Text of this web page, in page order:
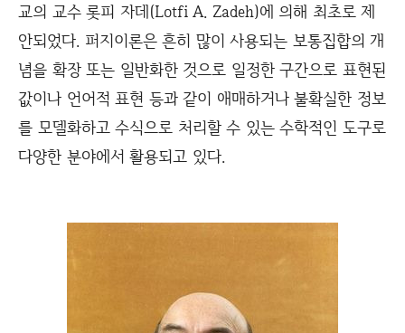
교의 교수 롯피 자데(Lotfi A. Zadeh)에 의해 최초로 제
안되었다. 퍼지이론은 흔히 많이 사용되는 보통집합의 개
념을 확장 또는 일반화한 것으로 일정한 구간으로 표현된
값이나 언어적 표현 등과 같이 애매하거나 불확실한 정보
를 모델화하고 수식으로 처리할 수 있는 수학적인 도구로
다양한 분야에서 활용되고 있다.